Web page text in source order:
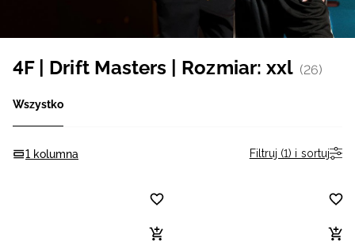
4F | Drift Masters | Rozmiar: xxl (26)
Wszystko
1 kolumna Filtruj (1) i sortuj
Łotewski / EUR
Niemiecki / EUR
Słowacki / EUR